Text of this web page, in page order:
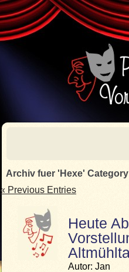
Archiv fuer 'Hexe' Category
« Previous Entries
Heute
Autor: Jan